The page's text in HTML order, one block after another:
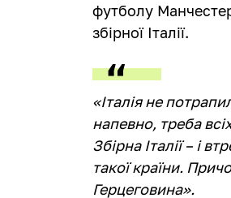
футболу
збірної Італії.
«Італія не
напевно, треба
Збірна Італії – і
такої країни.
Герцеговина».